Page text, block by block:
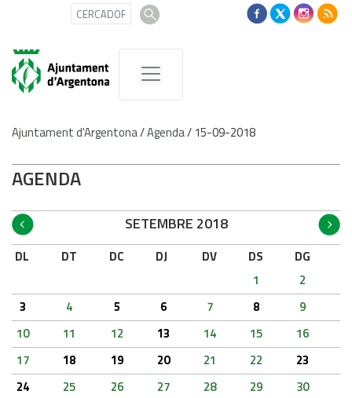
Ajuntament d'Argentona/Agenda/ 15-09-2018
AGENDA
SETEMBRE 2018
DL DT DC DJ DV DS
DG
1
2
3
4 5 6 7 8
9
10
11 12 13 14 15
16
17
18 19 20 21 22
23
24
25 26 27 28 29 30